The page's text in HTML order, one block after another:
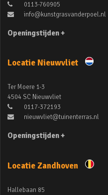
0113-760905
info@kunstgrasvanderpoel.nl
Openingstijden +
Locatie Nieuwvliet
Ter Moere 1-3
4504 SC Nieuwvliet
0117-372193
nieuwvliet@tuinenterras.nl
Openingstijden +
Locatie Zandhoven
Hallebaan 85